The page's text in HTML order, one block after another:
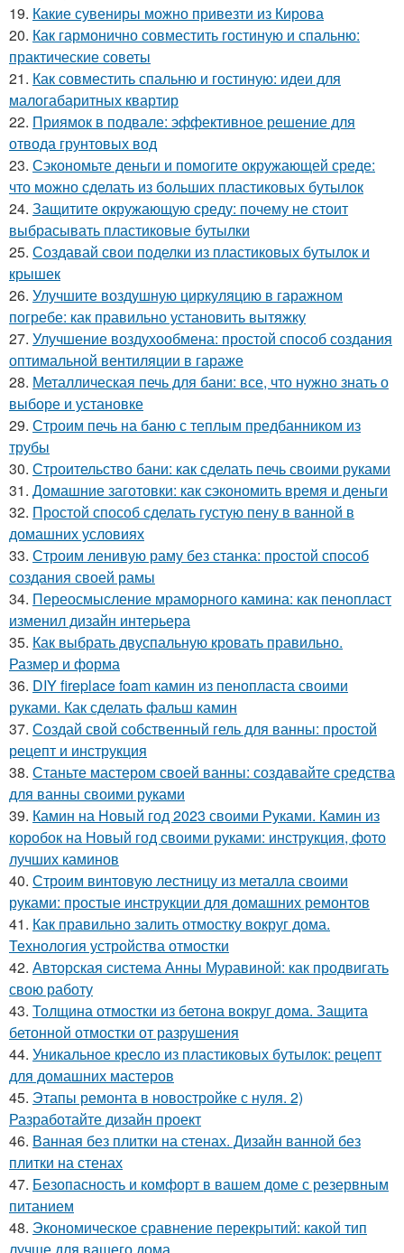
19. Какие сувениры можно привезти из Кирова
20. Как гармонично совместить гостиную и спальню:
практические советы
21. Как совместить спальню и гостиную: идеи для
малогабаритных квартир
22. Приямок в подвале: эффективное решение для
отвода грунтовых вод
23. Сэкономьте деньги и помогите окружающей среде:
что можно сделать из больших пластиковых бутылок
24. Защитите окружающую среду: почему не стоит
выбрасывать пластиковые бутылки
25. Создавай свои поделки из пластиковых бутылок и
крышек
26. Улучшите воздушную циркуляцию в гаражном
погребе: как правильно установить вытяжку
27. Улучшение воздухообмена: простой способ создания
оптимальной вентиляции в гараже
28. Металлическая печь для бани: все, что нужно знать о
выборе и установке
29. Строим печь на баню с теплым предбанником из
трубы
30. Строительство бани: как сделать печь своими руками
31. Домашние заготовки: как сэкономить время и деньги
32. Простой способ сделать густую пену в ванной в
домашних условиях
33. Строим ленивую раму без станка: простой способ
создания своей рамы
34. Переосмысление мраморного камина: как пенопласт
изменил дизайн интерьера
35. Как выбрать двуспальную кровать правильно.
Размер и форма
36. DIY fireplace foam камин из пенопласта своими
руками. Как сделать фальш камин
37. Создай свой собственный гель для ванны: простой
рецепт и инструкция
38. Станьте мастером своей ванны: создавайте средства
для ванны своими руками
39. Камин на Новый год 2023 своими Руками. Камин из
коробок на Новый год своими руками: инструкция, фото
лучших каминов
40. Строим винтовую лестницу из металла своими
руками: простые инструкции для домашних ремонтов
41. Как правильно залить отмостку вокруг дома.
Технология устройства отмостки
42. Авторская система Анны Муравиной: как продвигать
свою работу
43. Толщина отмостки из бетона вокруг дома. Защита
бетонной отмостки от разрушения
44. Уникальное кресло из пластиковых бутылок: рецепт
для домашних мастеров
45. Этапы ремонта в новостройке с нуля. 2)
Разработайте дизайн проект
46. Ванная без плитки на стенах. Дизайн ванной без
плитки на стенах
47. Безопасность и комфорт в вашем доме с резервным
питанием
48. Экономическое сравнение перекрытий: какой тип